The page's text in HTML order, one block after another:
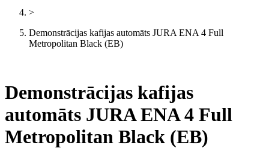
>
Demonstrācijas kafijas automāts JURA ENA 4 Full
Metropolitan Black (EB)
Demonstrācijas kafijas
automāts JURA ENA 4 Full
Metropolitan Black (EB)